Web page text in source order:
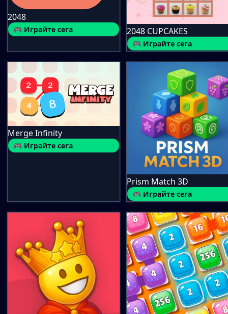
2048
🎮 Играйте сега 2048 CUPCAKES
🎮 Играйте сега
Merge Infinity
🎮 Играйте сега
Prism Match 3D
🎮 Играйте сега